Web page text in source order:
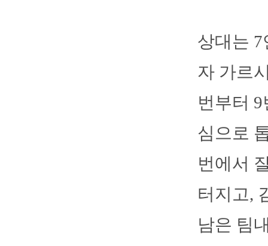
상대는
자 가르
번부터
심으로
번에서
터지고,
남은 팀